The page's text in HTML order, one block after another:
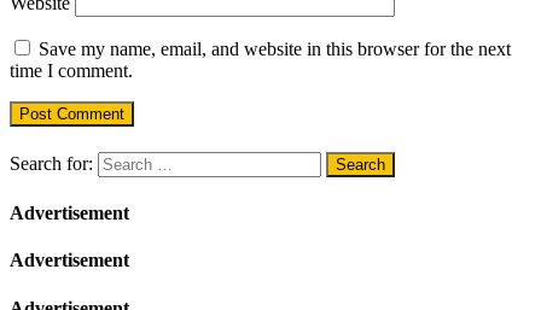
Save my name, email, and website in this browser for the next
time I comment.
Search for:
Advertisement
Advertisement